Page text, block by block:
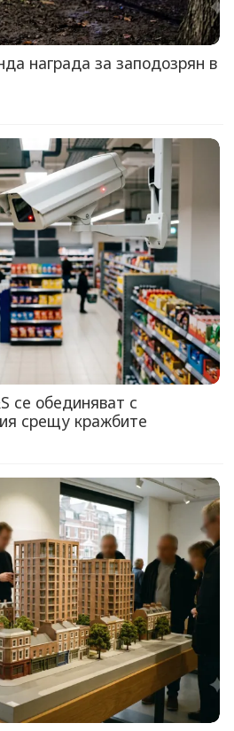
награда за заподозрян в
се обединяват с
срещу кражбите